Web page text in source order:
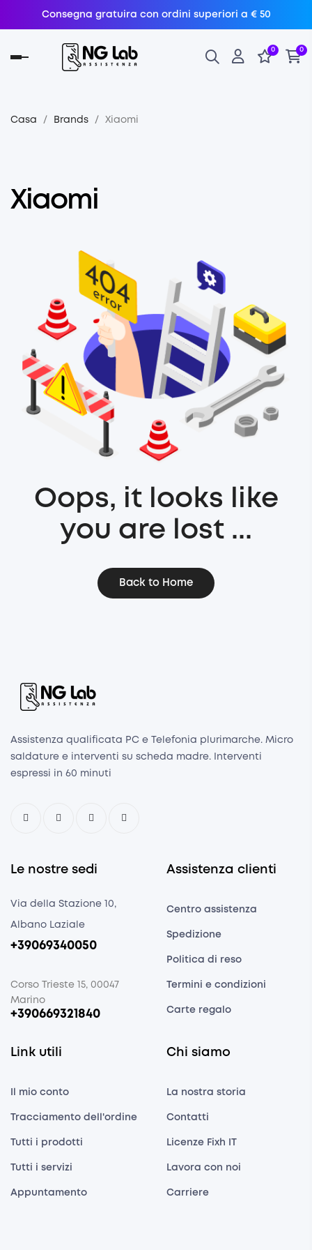
Consegna gratuira con ordini superiori a € 50
navigazione
Toggle
0 0
Casa Brands Xiaomi
Xiaomi
Oops, it looks like
you are lost ...
Back to Home
Assistenza qualificata PC e Telefonia plurimarche. Micro
saldature e interventi su scheda madre. Interventi
espressi in 60 minuti
Le nostre sedi
Via della Stazione 10,
Albano Laziale
+39069340050
Corso Trieste 15, 00047
Marino
+390669321840
Assistenza clienti
Centro assistenza
Spedizione
Politica di reso
Termini e condizioni
Carte regalo
Link utili
Il mio conto
Tracciamento dell'ordine
Tutti i prodotti
Tutti i servizi
Appuntamento
Chi siamo
La nostra storia
Contatti
Licenze Fixh IT
Lavora con noi
Carriere